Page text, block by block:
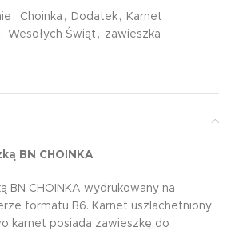
, Choinka , Dodatek ,
Karnet
, Wesołych Świąt , zawieszka
BN CHOINKA
BN CHOINKA wydrukowany na
formatu B6. Karnet uszlachetniony
karnet posiada zawieszkę do